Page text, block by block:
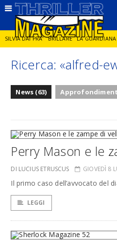
SILVIA DAI PRA' BRILLARE LA GUARDIANA
JORGE DIAZ LA SPIA DELITTO IN CORNICE
Ricerca: «alfred-
News (63)
Perry Mason e le
DI LUCIUS ETRUSCUS GIOVEDÌ 8
Il primo caso dell’avvocato del
LEGGI